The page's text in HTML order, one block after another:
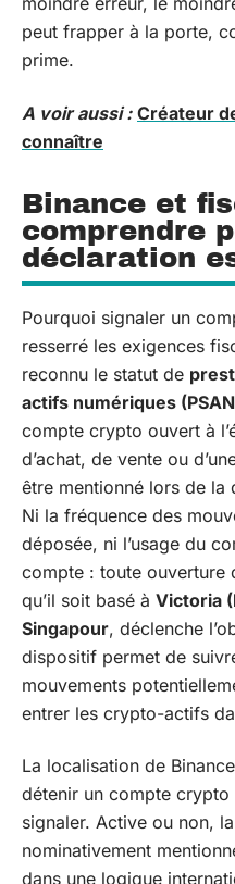
peut frapper à la porte,
prime.
A voir aussi : Créateur
connaître
Binance et
comprendre
déclaration
Pourquoi signaler un
resserré les exigences
reconnu le statut de
actifs numériques
compte crypto ouvert à
d’achat, de vente ou
être mentionné lors de la
Ni la fréquence des
déposée, ni l’usage du
compte : toute ouverture
qu’il soit basé à Victoria
Singapour, déclenche
dispositif permet de
mouvements
entrer les crypto-actifs
La localisation de
détenir un compte crypto
signaler. Active ou non,
nominativement
dans une logique